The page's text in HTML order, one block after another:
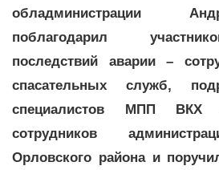
обладминистрации
поблагодарил
последствий аварии –
спасательных служб,
специалистов МПП ВКХ
сотрудников
Орловского района и